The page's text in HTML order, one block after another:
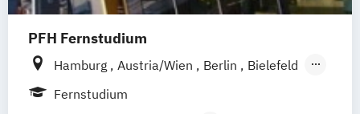
PFH Fernstudium
Hamburg Austria/Wien Berlin
Bielefeld
Bremen
Fernstudium